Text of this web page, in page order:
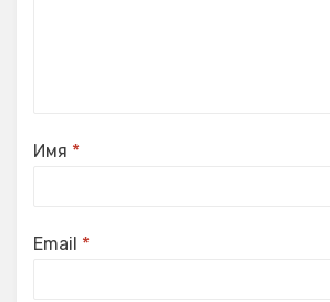
Имя *
Email *